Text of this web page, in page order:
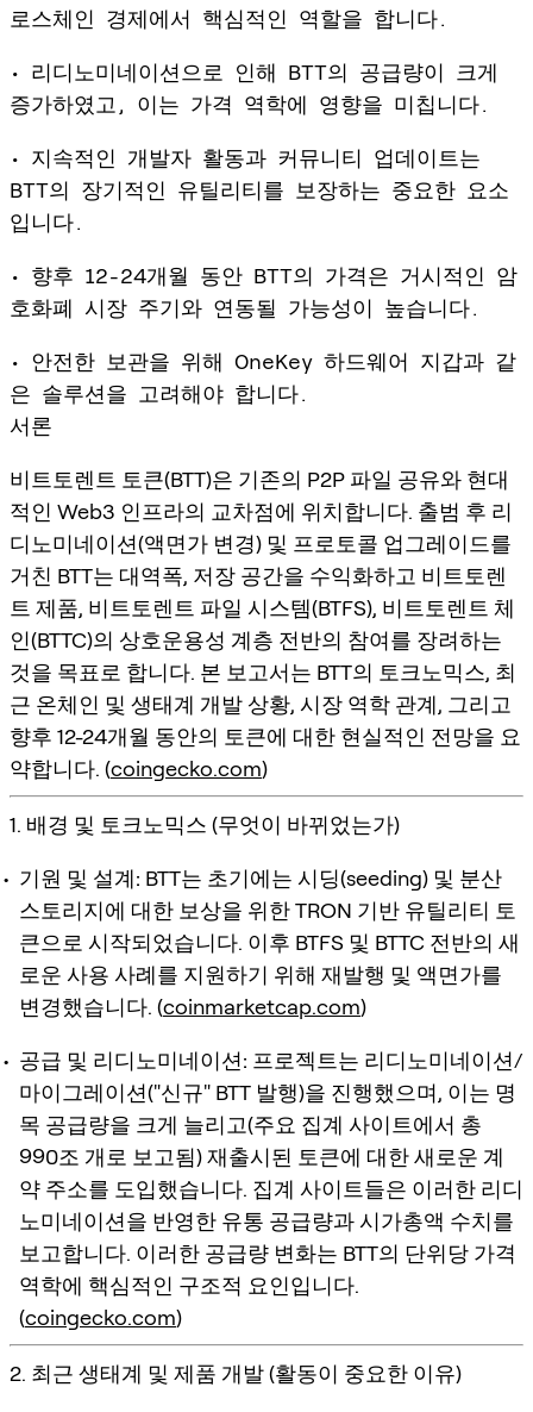
로스체인 경제에서 핵심적인 역할을 합니다.
• 리디노미네이션으로 인해 BTT의 공급량이 크게
증가하였고, 이는 가격 역학에 영향을 미칩니다.
• 지속적인 개발자 활동과 커뮤니티 업데이트는
BTT의 장기적인 유틸리티를 보장하는 중요한 요소
입니다.
• 향후 12-24개월 동안 BTT의 가격은 거시적인 암
호화폐 시장 주기와 연동될 가능성이 높습니다.
• 안전한 보관을 위해 OneKey 하드웨어 지갑과 같
은 솔루션을 고려해야 합니다.
서론
비트토렌트 토큰(BTT)은 기존의 P2P 파일 공유와 현대
적인 Web3 인프라의 교차점에 위치합니다. 출범 후 리
디노미네이션(액면가 변경) 및 프로토콜 업그레이드를
거친 BTT는 대역폭, 저장 공간을 수익화하고 비트토렌
트 제품, 비트토렌트 파일 시스템(BTFS), 비트토렌트 체
인(BTTC)의 상호운용성 계층 전반의 참여를 장려하는
것을 목표로 합니다. 본 보고서는 BTT의 토크노믹스, 최
근 온체인 및 생태계 개발 상황, 시장 역학 관계, 그리고
향후 12-24개월 동안의 토큰에 대한 현실적인 전망을 요
약합니다. (coingecko.com)
1. 배경 및 토크노믹스 (무엇이 바뀌었는가)
기원 및 설계: BTT는 초기에는 시딩(seeding) 및 분산
스토리지에 대한 보상을 위한 TRON 기반 유틸리티 토
큰으로 시작되었습니다. 이후 BTFS 및 BTTC 전반의 새
로운 사용 사례를 지원하기 위해 재발행 및 액면가를
변경했습니다. (coinmarketcap.com)
공급 및 리디노미네이션: 프로젝트는 리디노미네이션/
마이그레이션("신규" BTT 발행)을 진행했으며, 이는 명
목 공급량을 크게 늘리고(주요 집계 사이트에서 총
990조 개로 보고됨) 재출시된 토큰에 대한 새로운 계
약 주소를 도입했습니다. 집계 사이트들은 이러한 리디
노미네이션을 반영한 유통 공급량과 시가총액 수치를
보고합니다. 이러한 공급량 변화는 BTT의 단위당 가격
역학에 핵심적인 구조적 요인입니다.
(coingecko.com)
2. 최근 생태계 및 제품 개발 (활동이 중요한 이유)